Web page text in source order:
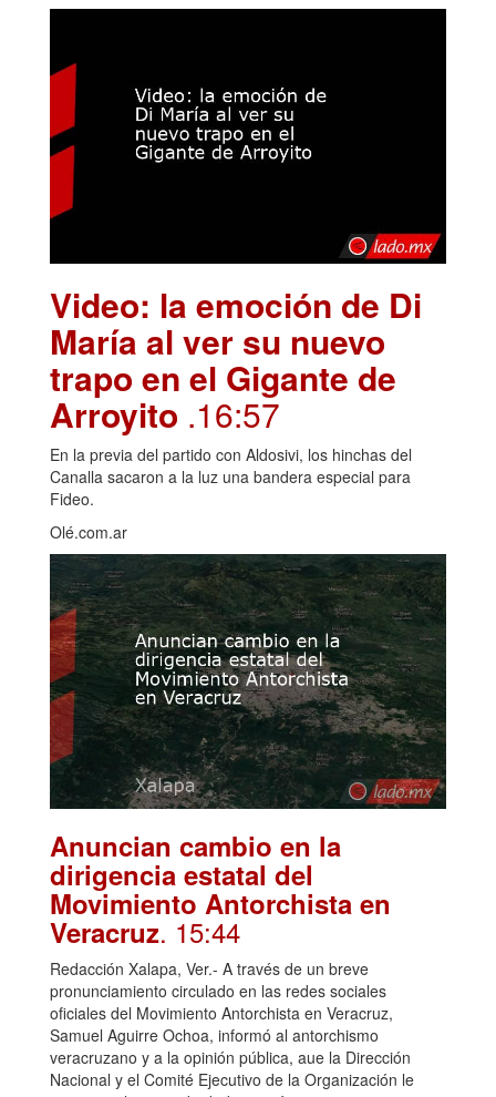
Video: la emoción de Di
María al ver su nuevo
trapo en el Gigante de
Arroyito .16:57
En la previa del partido con Aldosivi, los hinchas del
Canalla sacaron a la luz una bandera especial para
Fideo.
Olé.com.ar
Anuncian cambio en la
dirigencia estatal del
Movimiento Antorchista en
Veracruz. 15:44
Redacción Xalapa, Ver.- A través de un breve
pronunciamiento circulado en las redes sociales
oficiales del Movimiento Antorchista en Veracruz,
Samuel Aguirre Ochoa, informó al antorchismo
veracruzano y a la opinión pública, aue la Dirección
Nacional y el Comité Ejecutivo de la Organización le